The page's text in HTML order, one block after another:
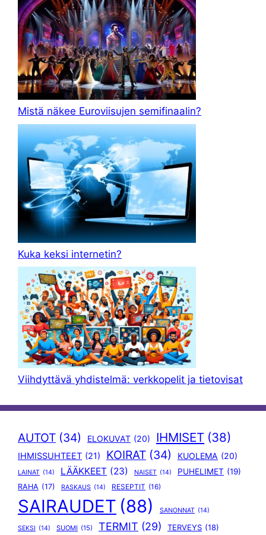
Mistä näkee Euroviisujen semifinaalin?
Kuka keksi internetin?
Viihdyttävä yhdistelmä: verkkopelit ja tietovisat
AUTOT (34) ELOKUVAT (20) IHMISET (38)
IHMISSUHTEET (21) KOIRAT (34) KUOLEMA (20)
LAINAT (14) LÄÄKKEET (23) NAISET (14) PUHELIMET (19)
RAHA (17) RASKAUS (14) RESEPTIT (16)
SAIRAUDET (88) SANONNAT (14)
SEKSI (14) SUOMI (15) TERMIT (29) TERVEYS (18)